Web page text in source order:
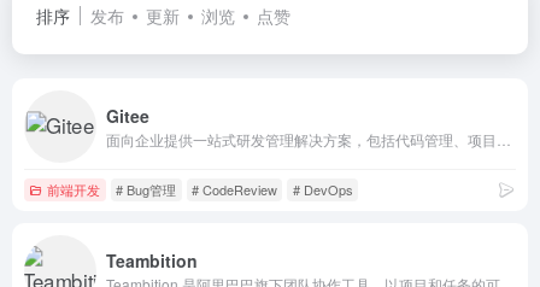
排序 发布 更新 浏览 点赞
Gitee
前端开发 # Bug管理 # CodeReview # DevOps
Teambition